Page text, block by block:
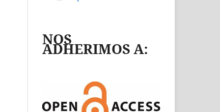
NOS
ADHERIMOS A: